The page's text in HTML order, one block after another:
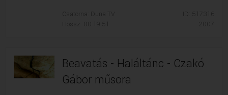
Csatorna: Duna TV
Hossz: 00:19:51
ID: 517316
2007
Beavatás - Haláltánc - Czakó
Gábor műsora